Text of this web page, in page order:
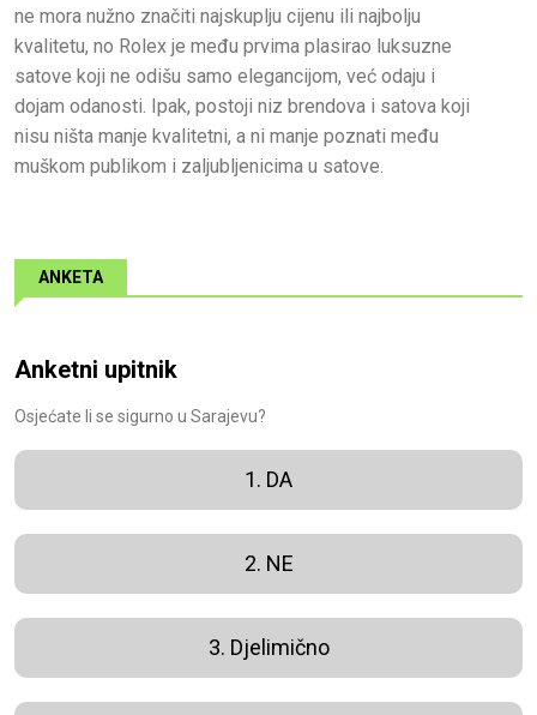
ne mora nužno značiti najskuplju cijenu ili najbolju
kvalitetu, no Rolex je među prvima plasirao luksuzne
satove koji ne odišu samo elegancijom, već odaju i
dojam odanosti. Ipak, postoji niz brendova i satova koji
nisu ništa manje kvalitetni, a ni manje poznati među
muškom publikom i zaljubljenicima u satove.
ANKETA
Anketni upitnik
Osjećate li se sigurno u Sarajevu?
1. DA
2. NE
3. Djelimično